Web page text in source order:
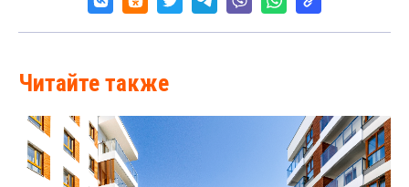
Читайте также